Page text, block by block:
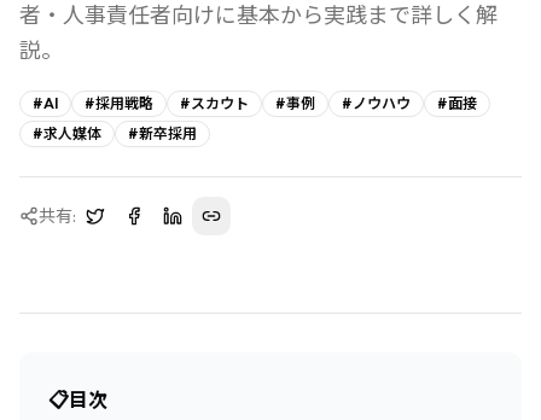
者・人事責任者向けに基本から実践まで詳しく解
説。
#AI #採用戦略 #スカウト #事例 #ノウハウ #面接
#求人媒体 #新卒採用
共有:
📋目次